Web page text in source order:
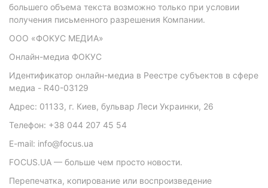
большего объема текста возможно только при условии
получения письменного разрешения Компании.
ООО «ФОКУС МЕДИА»
Онлайн-медиа ФОКУС
Идентификатор онлайн-медиа в Реестре субъектов в сфере
медиа - R40-03129
Адрес: 01133, г. Киев, бульвар Леси Украинки, 26
Телефон: +38 044 207 45 54
E-mail: info@focus.ua
FOCUS.UA — больше чем просто новости.
Перепечатка, копирование или воспроизведение